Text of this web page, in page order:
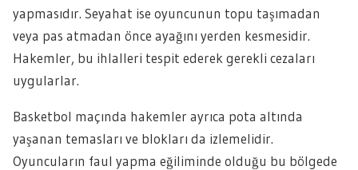
yapmasıdır. Seyahat ise oyuncunun topu taşımadan
veya pas atmadan önce ayağını yerden kesmesidir.
Hakemler, bu ihlalleri tespit ederek gerekli cezaları
uygularlar.
Basketbol maçında hakemler ayrıca pota altında
yaşanan temasları ve blokları da izlemelidir.
Oyuncuların faul yapma eğiliminde olduğu bu bölgede